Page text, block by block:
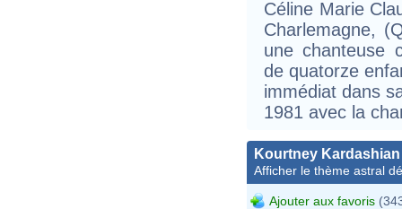
Céline Marie
Charlemagne,
une chanteuse
de quatorze
immédiat dans
1981 avec la
Kourtney Kardashian
Afficher le thème astral
Ajouter aux favoris